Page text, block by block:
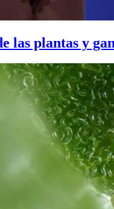
las plantas y